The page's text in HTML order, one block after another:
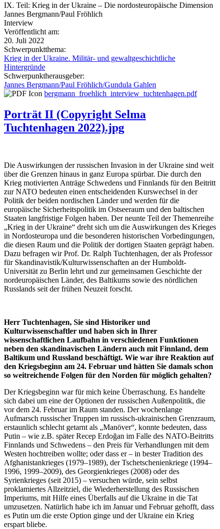
IX. Teil: Krieg in der Ukraine – Die nordosteuropäische Dimension
Jannes Bergmann/Paul Fröhlich
Interview
Veröffentlicht am:
20. Juli 2022
Schwerpunktthema:
Krieg in der Ukraine. Militär- und gewaltgeschichtliche
Hintergründe
Schwerpunktherausgeber:
Jannes Bergmann/Paul Fröhlich/Gundula Gahlen
bergmann_froehlich_interview_tuchtenhagen.pdf
Porträt II (Copyright Selma
Tuchtenhagen 2022).jpg
Die Auswirkungen der russischen Invasion in der Ukraine sind weit
über die Grenzen hinaus in ganz Europa spürbar. Die durch den
Krieg motivierten Anträge Schwedens und Finnlands für den Beitritt
zur NATO bedeuten einen entscheidenden Kurswechsel in der
Politik der beiden nordischen Länder und werden für die
europäische Sicherheitspolitik im Ostseeraum und den baltischen
Staaten langfristige Folgen haben. Der neunte Teil der Themenreihe
„Krieg in der Ukraine“ dreht sich um die Auswirkungen des Krieges
in Nordosteuropa und die besonderen historischen Vorbedingungen,
die diesen Raum und die Politik der dortigen Staaten geprägt haben.
Dazu befragen wir Prof. Dr. Ralph Tuchtenhagen, der als Professor
für Skandinavistik/Kulturwissenschaften an der Humboldt-
Universität zu Berlin lehrt und zur gemeinsamen Geschichte der
nordeuropäischen Länder, des Baltikums sowie des nördlichen
Russlands seit der frühen Neuzeit forscht.
Herr Tuchtenhagen, Sie sind Historiker und
Kulturwissenschaftler und haben sich in Ihrer
wissenschaftlichen Laufbahn in verschiedenen Funktionen
neben den skandinavischen Ländern auch mit Finnland, dem
Baltikum und Russland beschäftigt. Wie war ihre Reaktion auf
den Kriegsbeginn am 24. Februar und hätten Sie damals schon
so weitreichende Folgen für den Norden für möglich gehalten?
Der Kriegsbeginn war für mich keine Überraschung. Es handelte
sich dabei um eine der Optionen der russischen Außenpolitik, die
vor dem 24. Februar im Raum standen. Der wochenlange
Aufmarsch russischer Truppen im russisch-ukrainischen Grenzraum,
erstaunlich schlecht getarnt als „Manöver“, konnte bedeuten, dass
Putin – wie z.B. später Recep Erdoğan im Falle des NATO-Beitritts
Finnlands und Schwedens – den Preis für Verhandlungen mit dem
Westen hochtreiben wollte; oder dass er – in bester Tradition des
Afghanistankrieges (1979–1989), der Tschetschenienkriege (1994–
1996, 1999–2009), des Georgienkrieges (2008) oder des
Syrienkrieges (seit 2015) – versuchen würde, sein selbst
proklamiertes Allzeitziel, die Wiederherstellung des Russischen
Imperiums, mit Hilfe eines Überfalls auf die Ukraine in die Tat
umzusetzen. Natürlich habe ich im Januar und Februar gehofft, dass
es Putin um die erste Option ginge und der Ukraine ein Krieg
erspart bliebe.